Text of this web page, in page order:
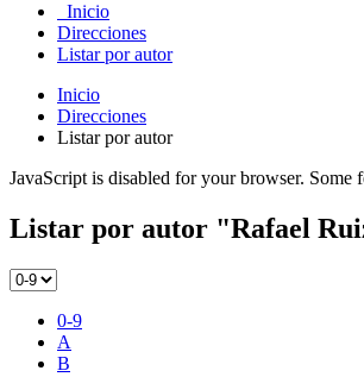
Inicio
Direcciones
Listar por autor
Inicio
Direcciones
Listar por autor
JavaScript is disabled for your browser.
Listar por autor "Rafael
0-9
A
B